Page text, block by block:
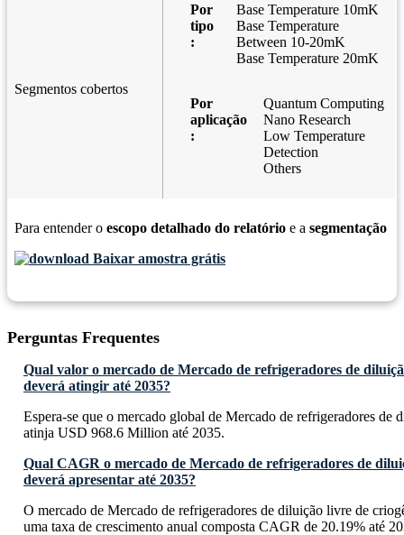
Segmentos cobertos
Por
tipo
:
Base Temperature 10mK
Base Temperature
Between 10-20mK
Base Temperature 20mK
Por
aplicação
:
Quantum Computing
Nano Research
Low Temperature
Detection
Others
Para entender o escopo detalhado do relatório e a segmentação
Baixar amostra grátis
Perguntas Frequentes
Qual valor o mercado de Mercado de refrigeradores de
deverá atingir até 2035?
Espera-se que o mercado global de Mercado de refrigeradores de
atinja USD 968.6 Million até 2035.
Qual CAGR o mercado de Mercado de refrigeradores de
deverá apresentar até 2035?
O mercado de Mercado de refrigeradores de diluição livre de
uma taxa de crescimento anual composta CAGR de 20.19% até